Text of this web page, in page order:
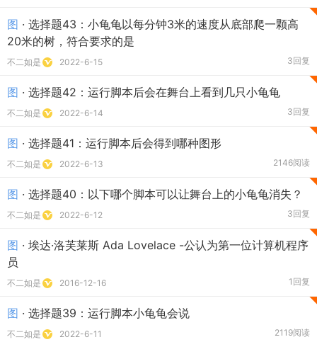
图 · 选择题43：小龟龟以每分钟3米的速度从底部爬一颗高
20米的树，符合要求的是
不二如是 2022-6-15 3回复
图 · 选择题42：运行脚本后会在舞台上看到几只小龟龟
不二如是 2022-6-14 3回复
图 · 选择题41：运行脚本后会得到哪种图形
不二如是 2022-6-13 2146阅读
图 · 选择题40：以下哪个脚本可以让舞台上的小龟龟消失？
不二如是 2022-6-12 3回复
图 · 埃达·洛芙莱斯 Ada Lovelace -公认为第一位计算机程序
员
不二如是 2016-12-16 1回复
图 · 选择题39：运行脚本小龟龟会说
不二如是 2022-6-11 2119阅读